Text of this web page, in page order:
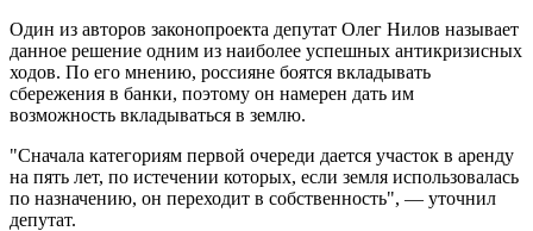
Один из авторов законопроекта депутат Олег Нилов называет
данное решение одним из наиболее успешных антикризисных
ходов. По его мнению, россияне боятся вкладывать
сбережения в банки, поэтому он намерен дать им
возможность вкладываться в землю.
"Сначала категориям первой очереди дается участок в аренду
на пять лет, по истечении которых, если земля использовалась
по назначению, он переходит в собственность", — уточнил
депутат.